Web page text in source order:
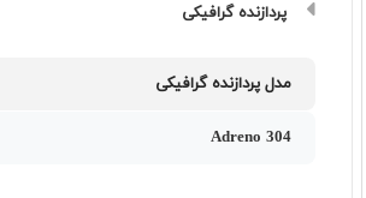
پردازنده گرافیکی
مدل پردازنده گرافیکی
Adreno 304